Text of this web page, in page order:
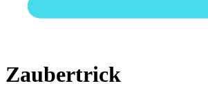
Zaubertrick